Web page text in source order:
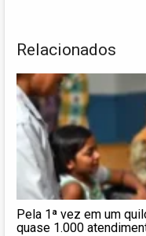
Relacionados
Pela 1ª vez em um
quase 1.000